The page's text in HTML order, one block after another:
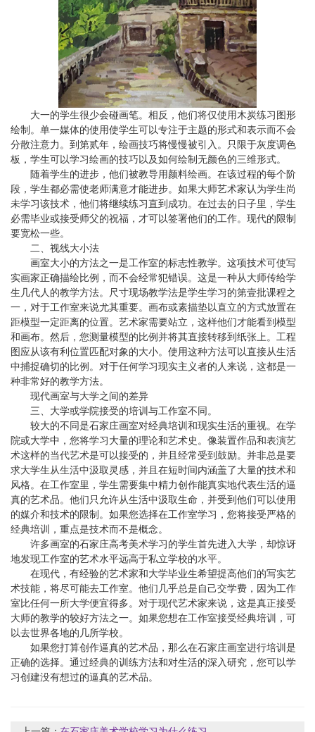
大一的学生很少会碰画笔。相反，他们将仅使用木炭练习图形
绘制。单一媒体的使用使学生可以专注于主题的形式和表示而不会
分散注意力。到第贰年，绘画技巧将慢慢被引入。只限于灰度调色
板，学生可以学习绘画的技巧以及如何绘制无颜色的三维形式。
随着学生的进步，他们被教导用颜料绘画。在该过程的每个阶
段，学生都必需使老师满意才能进步。如果大师艺术家认为学生尚
未学习该技术，他们将继续练习直到成功。在过去的日子里，学生
必需毕业或接受师父的祝福，才可以签署他们的工作。现代的限制
要宽松一些。
二、视线大小法
画室大小的方法之一是工作室的标志性教学。这项技术可使写
实画家正确描绘比例，而不会经常犯错误。这是一种从大师传给学
生几代人的教学方法。尺寸现场教学法是学生学习的第壹批课程之
一，对于工作室来说尤其重要。画布或素描垫以直立的方式放置在
距模型一定距离的位置。艺术家需要站立，这样他们才能看到模型
和画布。然后，您测量模型的比例并将其直接转移到纸张上。工程
图应从该有利位置匹配对象的大小。使用这种方法可以直接从生活
中捕捉确切的比例。对于任何学习现实主义者的人来说，这都是一
种非常好的教学方法。
现代画室与大学之间的差异
三、大学或学院接受的培训与工作室不同。
较大的不同是石家庄画室对经典培训和现实生活的重视。在学
院或大学中，您将学习大量的理论和艺术史。像装置作品和表演艺
术这样的当代艺术是可以接受的，并且经常受到鼓励。并非总是要
求大学生从生活中汲取灵感，并且在短时间内涵盖了大量的技术和
风格。在工作室里，学生需要集中精力创作能真实地代表生活的逼
真的艺术品。他们只允许从生活中汲取生命，并受到他们可以使用
的媒介和技术的限制。如果您选择在工作室学习，您将接受严格的
经典培训，重点是技术而不是概念。
许多画室的石家庄高考美术学习的学生首先进入大学，却惊讶
地发现工作室的艺术水平远高于私立学校的水平。
在现代，有经验的艺术家和大学毕业生希望提高他们的写实艺
术技能，将尽可能去工作室。他们几乎总是自己交学费，因为工作
室比任何一所大学便宜得多。对于现代艺术家来说，这是真正接受
大师的教学的较好方法之一。如果您想在工作室接受经典培训，可
以去世界各地的几所学校。
如果您打算创作逼真的艺术品，那么在石家庄画室进行培训是
正确的选择。通过经典的训练方法和对生活的深入研究，您可以学
习创建没有想过的逼真的艺术品。